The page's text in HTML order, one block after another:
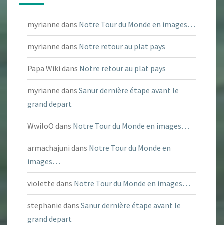
myrianne dans Notre Tour du Monde en images…
myrianne dans Notre retour au plat pays
Papa Wiki dans Notre retour au plat pays
myrianne dans Sanur dernière étape avant le
grand depart
WwiloO dans Notre Tour du Monde en images…
armachajuni dans Notre Tour du Monde en
images…
violette dans Notre Tour du Monde en images…
stephanie dans Sanur dernière étape avant le
grand depart